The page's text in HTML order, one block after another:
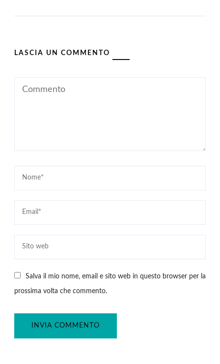
LASCIA UN COMMENTO
Salva il mio nome, email e sito web in questo browser per la
prossima volta che commento.